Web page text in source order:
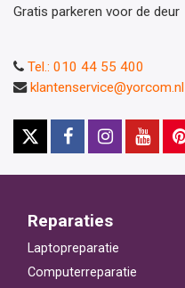
Gratis parkeren voor de deur
Tel.: 010 44 55 400
klantenservice@yorcom.nl
Reparaties
Laptopreparatie
Computerreparatie